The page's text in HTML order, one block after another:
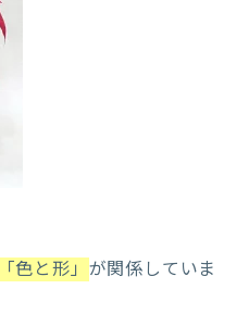
「色と形」 が関係していま